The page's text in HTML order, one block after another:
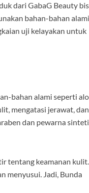
dari GabaG Beauty
bahan-bahan alami
uji kelayakan untuk
bahan alami seperti
mengatasi jerawat, dan
dan pewarna
tentang keamanan kulit.
menyusui. Jadi, Bunda